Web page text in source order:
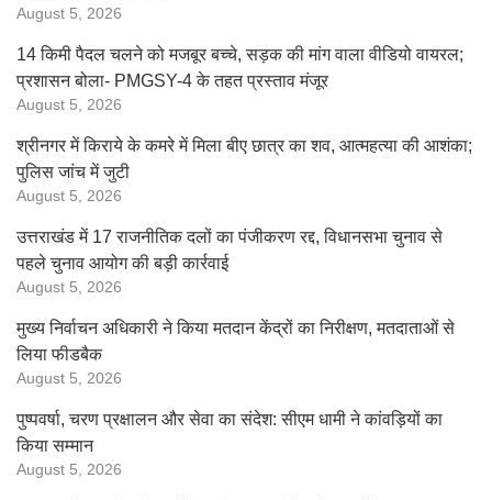
August 5, 2026
14 किमी पैदल चलने को मजबूर बच्चे, सड़क की मांग वाला वीडियो वायरल;
प्रशासन बोला- PMGSY-4 के तहत प्रस्ताव मंजूर
August 5, 2026
श्रीनगर में किराये के कमरे में मिला बीए छात्र का शव, आत्महत्या की आशंका;
पुलिस जांच में जुटी
August 5, 2026
उत्तराखंड में 17 राजनीतिक दलों का पंजीकरण रद्द, विधानसभा चुनाव से
पहले चुनाव आयोग की बड़ी कार्रवाई
August 5, 2026
मुख्य निर्वाचन अधिकारी ने किया मतदान केंद्रों का निरीक्षण, मतदाताओं से
लिया फीडबैक
August 5, 2026
पुष्पवर्षा, चरण प्रक्षालन और सेवा का संदेश: सीएम धामी ने कांवड़ियों का
किया सम्मान
August 5, 2026